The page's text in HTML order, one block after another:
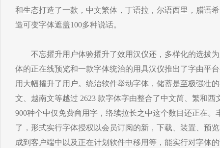
和生态打造了一款，中文繁体，丁语拉，尔语西里，腊语
造可变字体遮盖100多种说话。
不忘擢升用户体验擢升了效用汉仪还，多样化的选拔为
体的正在线预览和一款字体统治的用具汉仪推出了字由
用大幅擢升了用户。统治软件举动字体，储蓄是至极强壮
文、越南文等越过 2623 款字体字由整合了中文简、繁和
900种个中仅免费商用字，络续拉长之中这个数目还正在。
了，形式实行字体授权以会员订阅的新，下载、装置、预
成到客户端中以及正在计划软件中移用等，能实行对字体